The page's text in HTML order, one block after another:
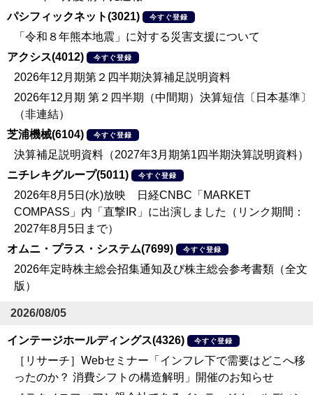
パシフィックネット(3021)
今すぐ登録
「令和８年熊本地震」に対する災害支援について
アクシス(4012)
今すぐ登録
2026年12月期第２四半期決算補足説明資料
2026年12月期 第２四半期（中間期）決算短信〔日本基準〕
（非連結）
芝浦機械(6104)
今すぐ登録
決算補足説明資料（2027年3月期第1四半期決算説明資料）
ニチレキグループ(5011)
今すぐ登録
2026年8月5日(水)放映 日経CNBC「MARKET
COMPASS」内「直撃IR」に出演しました（リンク期間：
2027年8月5日まで）
オムニ・プラス・システム(7699)
今すぐ登録
2026年定時株主総会招集通知及び株主総会参考書類（全文
版）
2026/08/05
インテージホールディングス(4326) 今すぐ登録
［リサーチ］Webセミナー「インフレ下で需要はどこへ移
ったのか？ 消費シフトの構造解明」開催のお知らせ